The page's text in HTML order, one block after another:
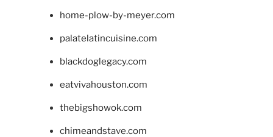
home-plow-by-meyer.com
palatelatincuisine.com
blackdoglegacy.com
eatvivahouston.com
thebigshowok.com
chimeandstave.com